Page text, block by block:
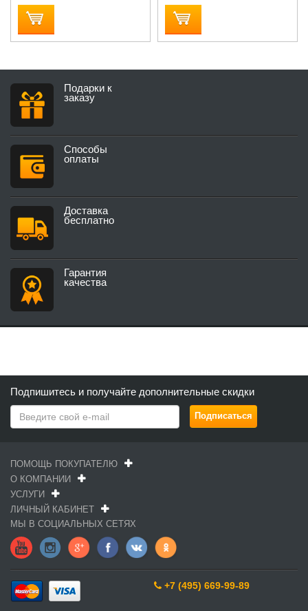
Подарки к
заказу
Способы
оплаты
Доставка
бесплатно
Гарантия
качества
Подпишитесь и получайте дополнительные скидки
ПОМОЩЬ ПОКУПАТЕЛЮ
О КОМПАНИИ
УСЛУГИ
ЛИЧНЫЙ КАБИНЕТ
МЫ В СОЦИАЛЬНЫХ СЕТЯХ
+7 (495) 669-99-89